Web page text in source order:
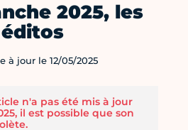
2025, les
éditos
à jour le 12/05/2025
n'a pas été mis à jour
il est possible que son